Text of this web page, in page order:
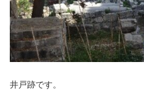
井戸跡です。